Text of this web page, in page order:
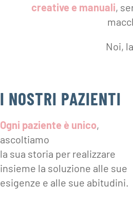
creative e manuali,
Noi,
I NOSTRI PAZIENTI
Ogni paziente è unico,
ascoltiamo
la sua storia per realizzare
insieme la soluzione alle sue
esigenze e alle sue abitudini.